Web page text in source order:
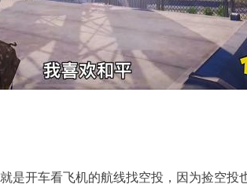
是开车看飞机的航线找空投，因为捡空投